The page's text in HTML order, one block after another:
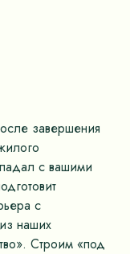
завершения
с вашими
с
наших
Строим «под